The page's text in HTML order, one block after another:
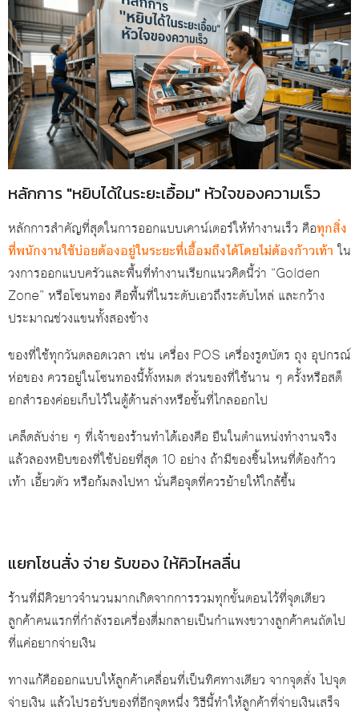
หลักการ "หยิบได้ในระยะเอื้อม" หัวใจของความเร็ว
หลักการสำคัญที่สุดในการออกแบบเคาน์เตอร์ให้ทำงานเร็ว คือทุกสิ่ง
ที่พนักงานใช้บ่อยต้องอยู่ในระยะที่เอื้อมถึงได้โดยไม่ต้องก้าวเท้า ใน
วงการออกแบบครัวและพื้นที่ทำงานเรียกแนวคิดนี้ว่า “Golden
Zone” หรือโซนทอง คือพื้นที่ในระดับเอวถึงระดับไหล่ และกว้าง
ประมาณช่วงแขนทั้งสองข้าง
ของที่ใช้ทุกวันตลอดเวลา เช่น เครื่อง POS เครื่องรูดบัตร ถุง อุปกรณ์
ห่อของ ควรอยู่ในโซนทองนี้ทั้งหมด ส่วนของที่ใช้นาน ๆ ครั้งหรือสต็
อกสำรองค่อยเก็บไว้ในตู้ด้านล่างหรือชั้นที่ไกลออกไป
เคล็ดลับง่าย ๆ ที่เจ้าของร้านทำได้เองคือ ยืนในตำแหน่งทำงานจริง
แล้วลองหยิบของที่ใช้บ่อยที่สุด 10 อย่าง ถ้ามีของชิ้นไหนที่ต้องก้าว
เท้า เอี้ยวตัว หรือก้มลงไปหา นั่นคือจุดที่ควรย้ายให้ใกล้ขึ้น
แยกโซนสั่ง จ่าย รับของ ให้คิวไหลลื่น
ร้านที่มีคิวยาวจำนวนมากเกิดจากการรวมทุกขั้นตอนไว้ที่จุดเดียว
ลูกค้าคนแรกที่กำลังรอเครื่องดื่มกลายเป็นกำแพงขวางลูกค้าคนถัดไป
ที่แค่อยากจ่ายเงิน
ทางแก้คือออกแบบให้ลูกค้าเคลื่อนที่เป็นทิศทางเดียว จากจุดสั่ง ไปจุด
จ่ายเงิน แล้วไปรอรับของที่อีกจุดหนึ่ง วิธีนี้ทำให้ลูกค้าที่จ่ายเงินเสร็จ